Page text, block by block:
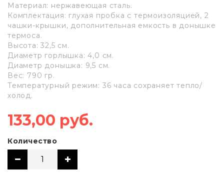
Материал: нержавеющая сталь.
Комплектация: глухая пробка с термоизоляцией, 2
чашки-крышки, дополнительная емкость в донышке
термоса.
Высота: 32,5 см.
Диаметр горлышка: 4,0 см.
Диаметр донышка: 9,5 см.
Вес: 790 гр.
Температурный режим: 36 часа сохраняет тепло/
холод.
133,00 руб.
Количество